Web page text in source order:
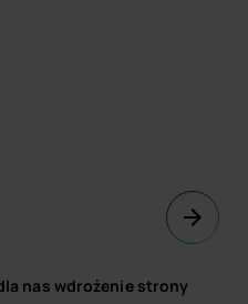
nas wdrożenie strony